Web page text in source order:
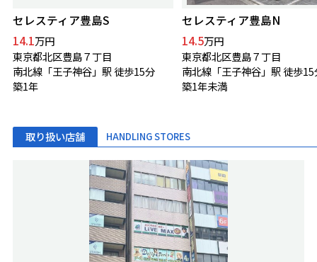
セレスティア豊島S
14.1万円
東京都北区豊島７丁目
南北線「王子神谷」駅 徒歩15分
築1年
セレスティア豊島N
14.5万円
東京都北区豊島７丁目
南北線「王子神谷」駅 徒歩15
築1年未満
取り扱い店舗 HANDLING STORES